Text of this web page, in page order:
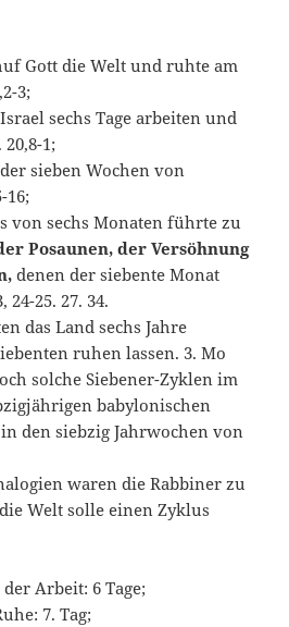
Gott die Welt und ruhte am
3;
sechs Tage arbeiten und
1;
sieben Wochen von
16;
von sechs Monaten führte zu
Posaunen, der Versöhnung
denen der siebente Monat
25. 27. 34.
das Land sechs Jahre
ruhen lassen. 3. Mo
solche Siebener-Zyklen im
babylonischen
den siebzig Jahrwochen von
waren die Rabbiner zu
Welt solle einen Zyklus
Arbeit: 6 Tage;
7. Tag;